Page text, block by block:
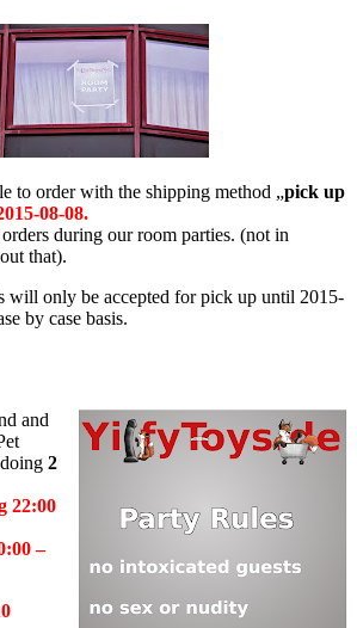
to order with the shipping method „pick up
08-08.
during our room parties. (not in
that).
will only be accepted for pick up until 2015-
by case basis.
and
2
22:00
–